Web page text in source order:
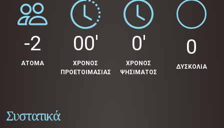
-2
ΑΤΟΜΑ
00'
ΧΡΟΝΟΣ
ΠΡΟΕΤΟΙΜΑΣΙΑΣ
0'
ΧΡΟΝΟΣ
ΨΗΣΙΜΑΤΟΣ
0
ΔΥΣΚΟΛΙΑ
Συστατικά